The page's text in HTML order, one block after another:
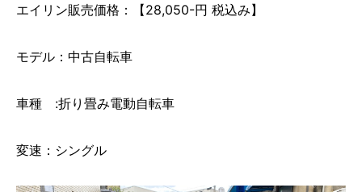
エイリン販売価格：【28,050-円 税込み】
モデル：中古自転車
車種 :折り畳み電動自転車
変速：シングル